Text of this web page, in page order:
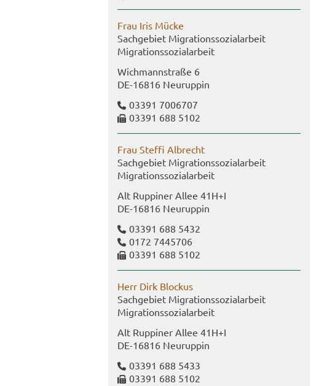
Frau Iris Mücke
Sach­ge­biet Mi­gra­ti­ons­so­zi­al­ar­beit
Mi­gra­ti­ons­so­zi­al­ar­beit
Wich­mann­stra­ße 6
DE-​16816 Neu­rup­pin
03391 7006707
03391 688 5102
Frau Stef­fi Al­brecht
Sach­ge­biet Mi­gra­ti­ons­so­zi­al­ar­beit
Mi­gra­ti­ons­so­zi­al­ar­beit
Alt Rup­pi­ner Allee 41H+I
DE-​16816 Neu­rup­pin
03391 688 5432
0172 7445706
03391 688 5102
Herr Dirk Blo­ckus
Sach­ge­biet Mi­gra­ti­ons­so­zi­al­ar­beit
Mi­gra­ti­ons­so­zi­al­ar­beit
Alt Rup­pi­ner Allee 41H+I
DE-​16816 Neu­rup­pin
03391 688 5433
03391 688 5102